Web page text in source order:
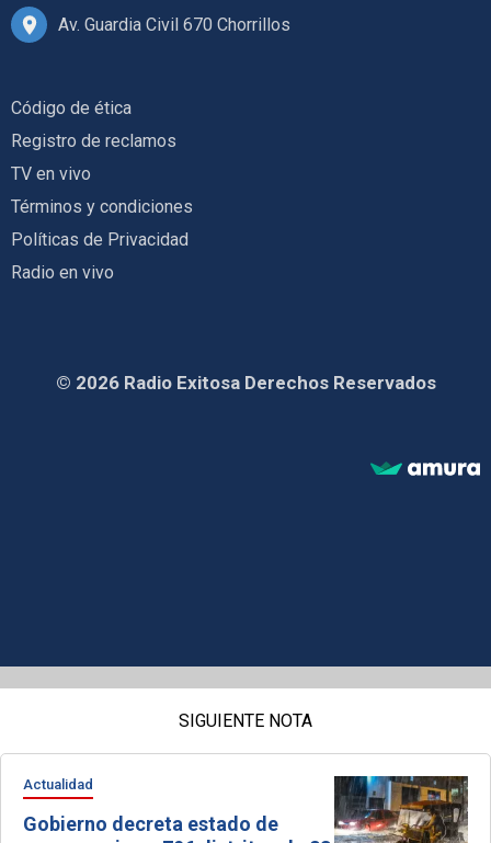
Av. Guardia Civil 670 Chorrillos
Código de ética
Registro de reclamos
TV en vivo
Términos y condiciones
Políticas de Privacidad
Radio en vivo
© 2026 Radio Exitosa Derechos Reservados
SIGUIENTE NOTA
Actualidad
Gobierno decreta estado de